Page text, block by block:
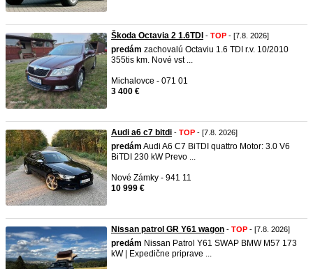
Škoda Octavia 2 1.6TDI - TOP - [7.8. 2026]
predám zachovalú Octaviu 1.6 TDI r.v. 10/2010
355tis km. Nové vst ...
Michalovce - 071 01
3 400 €
Audi a6 c7 bitdi - TOP - [7.8. 2026]
predám Audi A6 C7 BiTDI quattro Motor: 3.0 V6
BiTDI 230 kW Prevo ...
Nové Zámky - 941 11
10 999 €
Nissan patrol GR Y61 wagon - TOP - [7.8. 2026]
predám Nissan Patrol Y61 SWAP BMW M57 173
kW | Expedične priprave ...